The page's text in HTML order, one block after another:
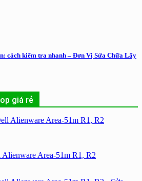
cách kiểm tra nhanh – Đơn Vị Sửa Chữa Lấy
giá rẻ
Area-51m R1, R2